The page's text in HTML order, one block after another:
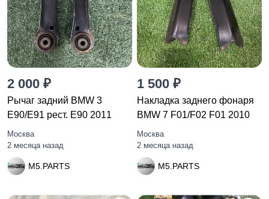
2 000 ₽
Рычаг задний BMW 3
E90/E91 рест. E90 2011
Москва
2 месяца назад
M5.PARTS
1 500 ₽
Накладка заднего фонаря
BMW 7 F01/F02 F01 2010
Москва
2 месяца назад
M5.PARTS